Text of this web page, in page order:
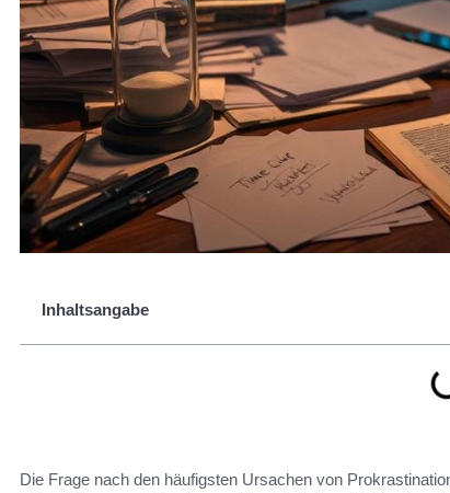
Inhaltsangabe
Die Frage nach den häufigsten Ursachen von